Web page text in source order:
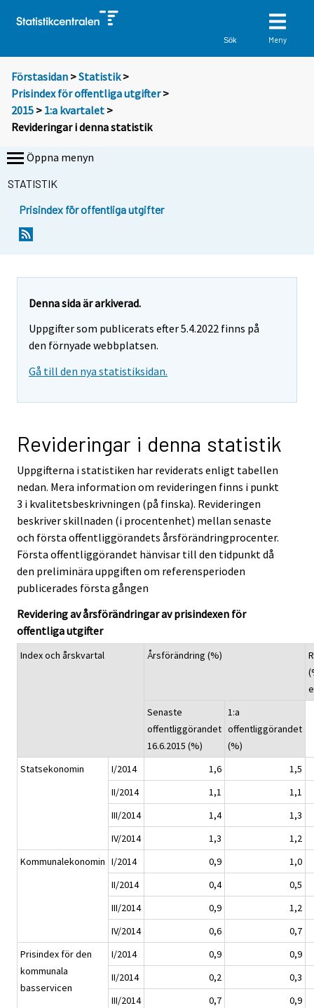
Sök Meny
Förstasidan >Statistik >
Prisindex för offentliga utgifter>
2015 > 1:a kvartalet >
Revideringar i denna statistik
Öppna menyn
STATISTIK
Prisindex för offentliga utgifter
Denna sida är arkiverad.
Uppgifter som publicerats efter 5.4.2022 finns på
den förnyade webbplatsen.
Gå till den nya statistiksidan.
Revideringar i denna statistik
Uppgifterna i statistiken har reviderats enligt tabellen
nedan. Mera information om revideringen finns i punkt
3 i kvalitetsbeskrivningen (på finska). Revideringen
beskriver skillnaden (i procentenhet) mellan senaste
och första offentliggörandets årsförändringprocenter.
Första offentliggörandet hänvisar till den tidpunkt då
den preliminära uppgiften om referensperioden
publicerades första gången
Revidering av årsförändringar av prisindexen för
offentliga utgifter
Index och årskvartal Årsförändring (%)
Senaste
offentliggörandet
16.6.2015 (%)
1:a
offentliggörandet
(%)
Statsekonomin
I/2014 1,6
1,5
II/2014
1,1
1,1
III/2014
1,4
1,3
IV/2014
1,3
1,2
Kommunalekonomin I/2014 0,9
1,0
II/2014
0,4
0,5
III/2014
0,9
1,2
IV/2014
0,6
0,7
Prisindex för den
kommunala
basservicen
I/2014 0,9
0,9
II/2014
0,2
0,3
III/2014
0,7
0,9